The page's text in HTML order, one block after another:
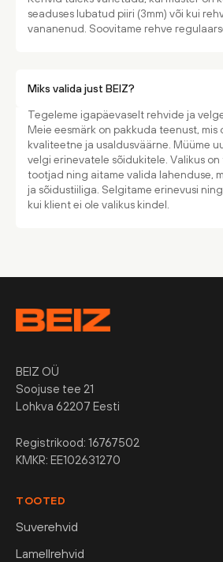
seaduses lubatud piiri (3mm) või kui
vananenud. Soovitame rehve
Miks valida just BEIZ?
Tegeleme igapäevaselt rehvide ja
Meie eesmärk on pakkuda teenust, mis
kvaliteetne ja usaldusväärne. Müüme
velgi erinevatele sõidukitele. Valikus
tootjad ning aitame valida lahenduse,
ja sõidustiiliga. Selgitame erinevusi
kui klient ei ole valikus kindel.
BEIZ OÜ
Soojuse tee 21
Lohkva 62207 Eesti
Registrikood: 16767502
KMKR: EE102631270
TOOTED
Suverehvid
Lamellrehvid